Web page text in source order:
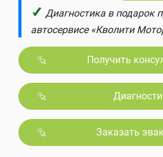
✓ Диагностика в подарок
автосервисе «Кволити
Получить
Заказать